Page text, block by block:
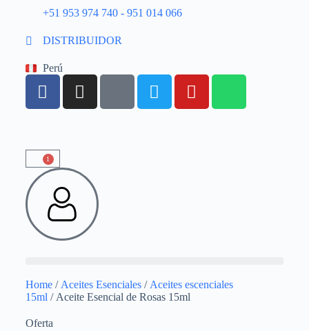
+51 953 974 740 - 951 014 066
DISTRIBUIDOR
Perú
1
Home/ Aceites Esenciales/ Aceites escenciales
15ml / Aceite Esencial de Rosas 15ml
Oferta